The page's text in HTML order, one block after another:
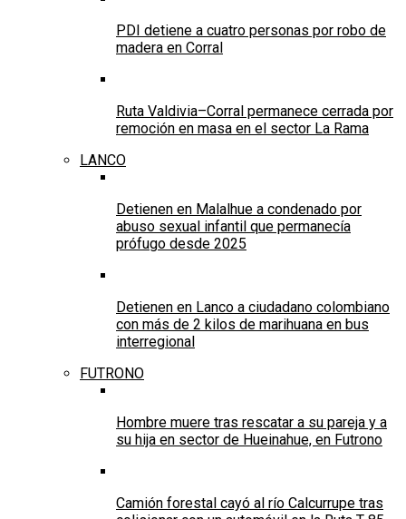
PDI detiene a cuatro personas por robo de
madera en Corral
Ruta Valdivia–Corral permanece cerrada por
remoción en masa en el sector La Rama
LANCO
Detienen en Malalhue a condenado por
abuso sexual infantil que permanecía
prófugo desde 2025
Detienen en Lanco a ciudadano colombiano
con más de 2 kilos de marihuana en bus
interregional
FUTRONO
Hombre muere tras rescatar a su pareja y a
su hija en sector de Hueinahue, en Futrono
Camión forestal cayó al río Calcurrupe tras